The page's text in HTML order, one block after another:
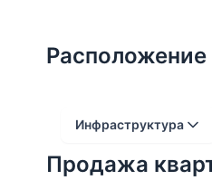
Инфраструктура
Расстояние от
Продажа